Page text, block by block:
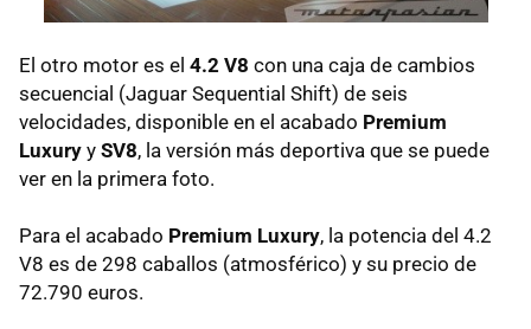
El otro motor es el 4.2 V8 con una caja de cambios
secuencial (Jaguar Sequential Shift) de seis
velocidades, disponible en el acabado Premium
Luxury y SV8, la versión más deportiva que se puede
ver en la primera foto.
Para el acabado Premium Luxury, la potencia del 4.2
V8 es de 298 caballos (atmosférico) y su precio de
72.790 euros.